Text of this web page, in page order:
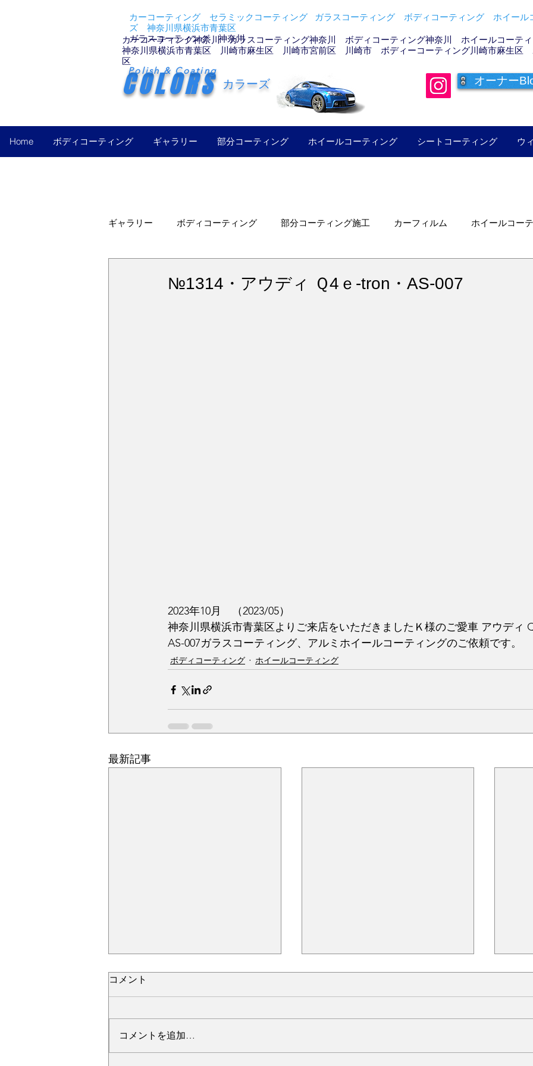
カーコーティング セラミックコーティング ガラスコーティング ボディコーティング ホイー
ズ 神奈川県横浜市青葉区
ガラスコーティング 神奈川
カーコーティング神奈川 ガラスコーティング神奈川 ボディコーティング神奈川 ホイールコーテ
神奈川県横浜市青葉区 川崎市麻生区 川崎市宮前区 川崎市 ボディーコーティング川崎市麻生区
区
COLORS
Polish & Coating
カラーズ オーナー
Home ボディコーティング ギャラリー 部分コーティング ホイールコーティング シートコーティング ウ
ギャラリー ボディコーティング 部分コーティング施工 カーフィルム ホイールコー
№1314・アウディ Ｑ4ｅ-tron・AS-007
2023年10月　（2023/05）
神奈川県横浜市青葉区よりご来店をいただきましたＫ様のご愛車 アウディ
AS-007ガラスコーティング、アルミホイールコーティングのご依頼です。
ボディコーティング ホイールコーティング
最新記事
コメント
コメントを追加…